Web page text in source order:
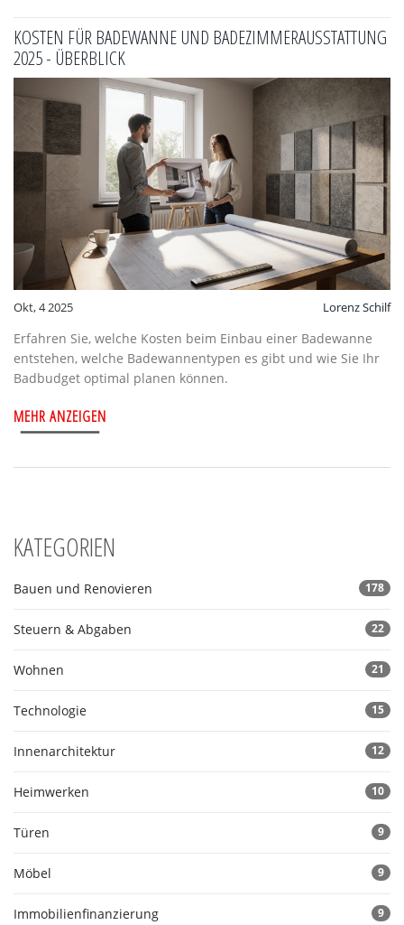
KOSTEN FÜR BADEWANNE UND BADEZIMMERAUSSTATTUNG
2025 - ÜBERBLICK
Okt, 4 2025 Lorenz Schilf
Erfahren Sie, welche Kosten beim Einbau einer Badewanne
entstehen, welche Badewannentypen es gibt und wie Sie Ihr
Badbudget optimal planen können.
MEHR ANZEIGEN
KATEGORIEN
Bauen und Renovieren 178
Steuern & Abgaben 22
Wohnen 21
Technologie 15
Innenarchitektur 12
Heimwerken 10
Türen 9
Möbel 9
Immobilienfinanzierung 9